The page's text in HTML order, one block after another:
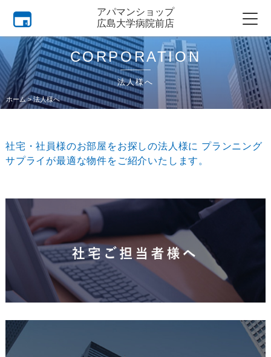
アパマンショップ
広島大学病院前店
CORPORATION
法人様へ
ホーム>法人様へ
社宅・社員様のお部屋をお探しの法人様に プランニング
サプライが最適な物件をご紹介いたします。